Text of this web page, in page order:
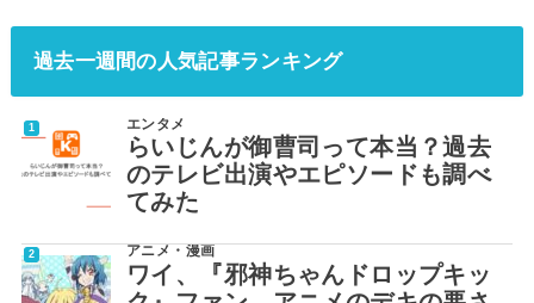
過去一週間の人気記事ランキング
エンタメ
らいじんが御曹司って本当？過去
のテレビ出演やエピソードも調べ
てみた
アニメ・漫画
ワイ、『邪神ちゃんドロップキッ